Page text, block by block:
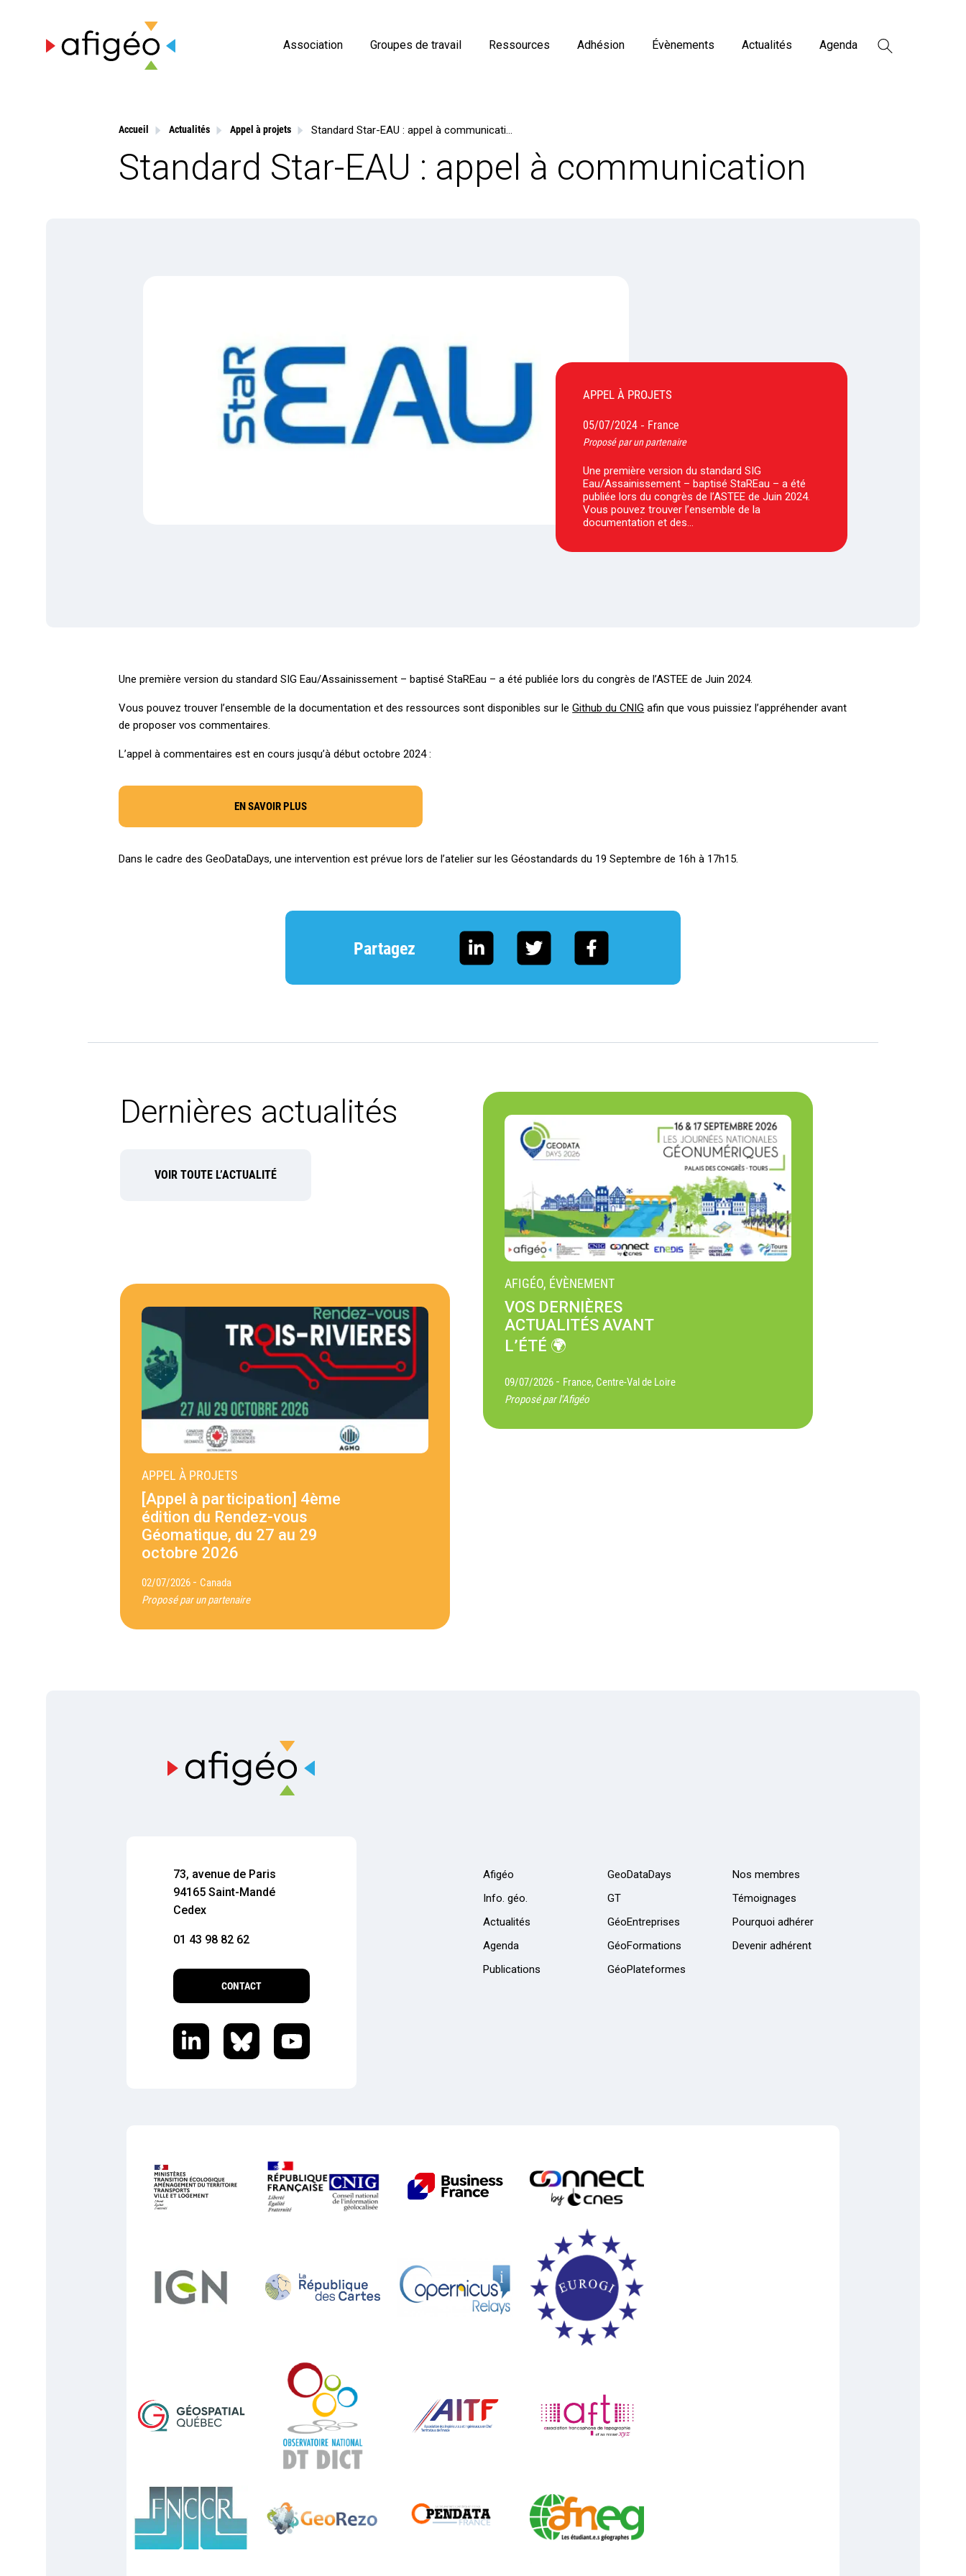
Association Groupes de travail Ressources Adhésion Évènements Actualités Agenda
Accueil Actualités Appel à projets
Standard Star-EAU : appel à communication
APPEL À PROJETS
05/07/2024 - France
Proposé par un partenaire
Une première version du standard SIG
Eau/Assainissement – baptisé StaREau – a été
publiée lors du congrès de l’ASTEE de Juin 2024.
Vous pouvez trouver l’ensemble de la
documentation et des…
Une première version du standard SIG Eau/Assainissement – baptisé StaREau – a été publiée lors du congrès de l’ASTEE de Juin 2024.
Vous pouvez trouver l’ensemble de la documentation et des ressources sont disponibles sur leGithub du CNIG afin que vous puissiez l’appréhender avant
de proposer vos commentaires.
L’appel à commentaires est en cours jusqu’à début octobre 2024 :
EN SAVOIR PLUS
Dans le cadre des GeoDataDays, une intervention est prévue lors de l’atelier sur les Géostandards du 19 Septembre de 16h à 17h15.
Partagez
Dernières actualités
AFIGÉO, ÉVÈNEMENT
VOS DERNIÈRES
ACTUALITÉS AVANT
L’ÉTÉ 🌍
09/07/2026 - France, Centre-Val de Loire
Proposé par l'Afigéo
APPEL À PROJETS
[Appel à participation] 4ème
édition du Rendez-vous
Géomatique, du 27 au 29
octobre 2026
02/07/2026 - Canada
Proposé par un partenaire
VOIR TOUTE L’ACTUALITÉ
73, avenue de Paris
94165 Saint-Mandé
Cedex
01 43 98 82 62
CONTACT
Afigéo
Info. géo.
Actualités
Agenda
Publications
GeoDataDays
GT
GéoEntreprises
GéoFormations
GéoPlateformes
Nos membres
Témoignages
Pourquoi adhérer
Devenir adhérent